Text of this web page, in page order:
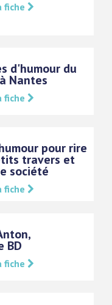
fiche
d'humour du
Nantes
fiche
pour rire
travers et
société
fiche
BD
fiche